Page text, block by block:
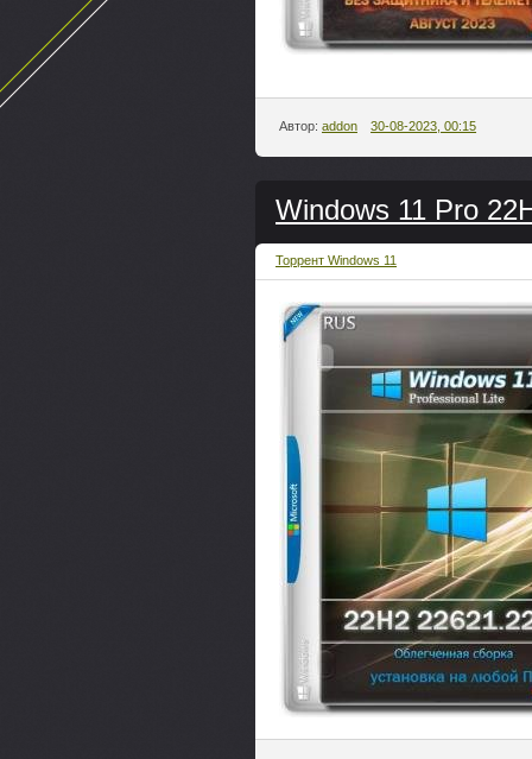
Автор: addon 30-08-2023, 00:15
Windows 11 Pro
Торрент Windows 11